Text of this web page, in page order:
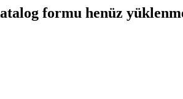
formu henüz